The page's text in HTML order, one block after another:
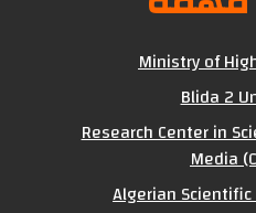
Ministry of
Blida 2
Research Center in
Media
Algerian